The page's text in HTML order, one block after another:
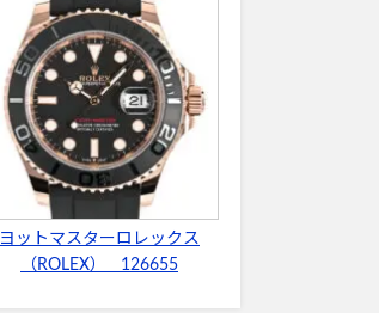
ヨットマスターロレックス
（ROLEX） 126655